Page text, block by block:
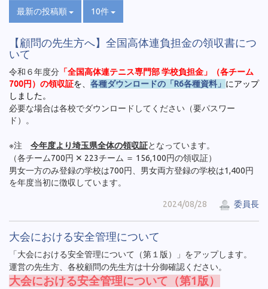
最新の投稿順 10件
【顧問の先生方へ】全国高体連負担金の領収書につ
いて
令和６年度分 「全国高体連テニス専門部 学校負担金」（各チーム
700円）の領収証を、 各種ダウンロードの「R6各種資料」 にアップ
しました。
必要な場合は各校でダウンロードしてください（要パスワー
ド）。
※注 今年度より埼玉県全体の領収証となっています。
（各チーム700円 ✕ 223チーム ＝ 156,100円の領収証）
男女一方のみ登録の学校は700円、男女両方登録の学校は1,400円
を年度当初に徴収しています。
2024/08/28 委員長
大会における安全管理について
「大会における安全管理について（第１版）」をアップします。
運営の先生方、各校顧問の先生方は十分御確認ください。
大会における安全管理について（第1版）